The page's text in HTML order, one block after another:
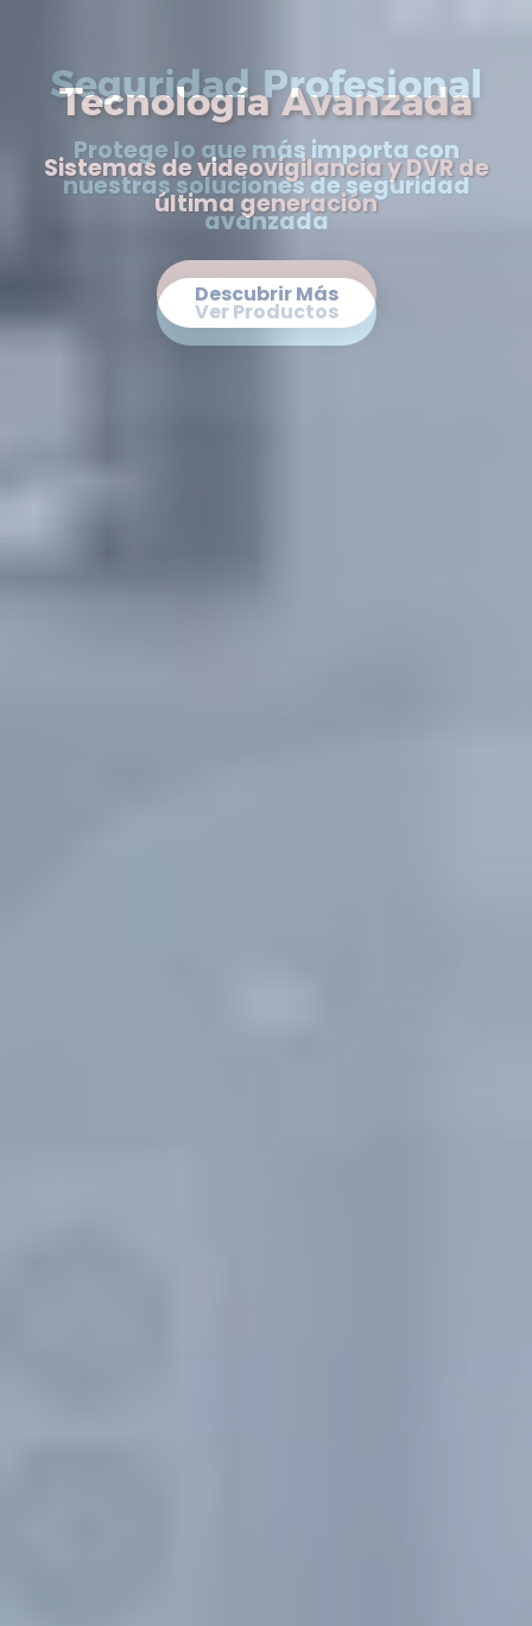
Tecnología Avanzada
Sistemas de videovigilancia y DVR de
última generación
Descubrir Más